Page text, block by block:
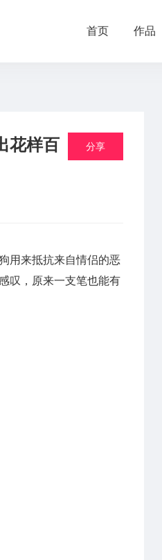
首页 作品
花样百
分享
用来抵抗来自情侣的恶
叹，原来一支笔也能有